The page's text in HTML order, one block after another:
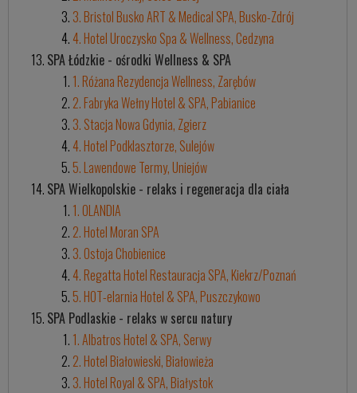
3. Bristol Busko ART & Medical SPA, Busko-Zdrój
4. Hotel Uroczysko Spa & Wellness, Cedzyna
SPA Łódzkie - ośrodki Wellness & SPA
1. Różana Rezydencja Wellness, Zarębów
2. Fabryka Wełny Hotel & SPA, Pabianice
3. Stacja Nowa Gdynia, Zgierz
4. Hotel Podklasztorze, Sulejów
5. Lawendowe Termy, Uniejów
SPA Wielkopolskie - relaks i regeneracja dla ciała
1. OLANDIA
2. Hotel Moran SPA
3. Ostoja Chobienice
4. Regatta Hotel Restauracja SPA, Kiekrz/Poznań
5. HOT-elarnia Hotel & SPA, Puszczykowo
SPA Podlaskie - relaks w sercu natury
1. Albatros Hotel & SPA, Serwy
2. Hotel Białowieski, Białowieża
3. Hotel Royal & SPA, Białystok